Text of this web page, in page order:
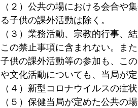
（２）公共の場における会合や
る子供の課外活動は除く。
（３）業務活動、宗教的行事、
この禁止事項に含まれない。ま
子供の課外活動等の参加も、こ
や文化活動についても、当局が
（４）新型コロナウイルスの症
（５）保健当局が定めた公共の